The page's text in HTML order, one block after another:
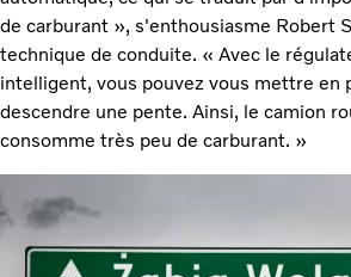
de carburant », s'enthousiasme Robert
technique de conduite. « Avec le
intelligent, vous pouvez vous mettre en
descendre une pente. Ainsi, le camion
consomme très peu de carburant. »